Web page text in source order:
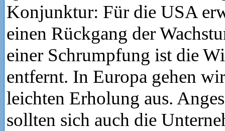
Konjunktur: Für die USA
einen Rückgang der
einer Schrumpfung ist die
entfernt. In Europa gehen
leichten Erholung aus.
sollten sich auch die